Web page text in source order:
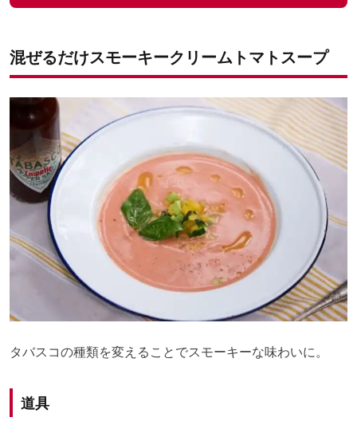
混ぜるだけスモーキークリームトマトスープ
タバスコの種類を変えることでスモーキーな味わいに。
道具